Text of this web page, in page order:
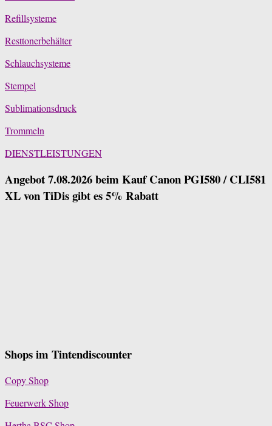
Refillsysteme
Resttonerbehälter
Schlauchsysteme
Stempel
Sublimationsdruck
Trommeln
DIENSTLEISTUNGEN
Angebot 7.08.2026 beim Kauf Canon PGI580 / CLI581
XL von TiDis gibt es 5% Rabatt
Shops im Tintendiscounter
Copy Shop
Feuerwerk Shop